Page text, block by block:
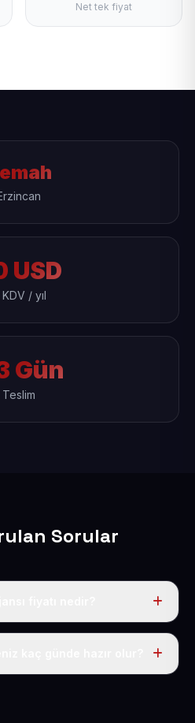
Net tek fiyat
USD
/ yıl
Gün
Teslim
Sorular
50 USD + KDV. Bu bedele alan